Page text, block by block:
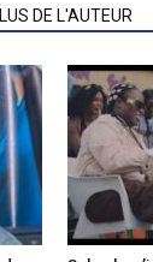
DE L'AUTEUR